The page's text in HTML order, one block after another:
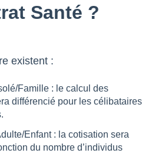
Santé ?
existent :
Famille : le calcul des
différencié pour les célibataires
Enfant : la cotisation sera
du nombre d’individus